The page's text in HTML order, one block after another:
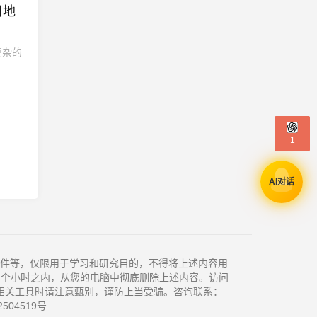
地
的
等，仅限用于学习和研究目的，不得将上述内容用
小时之内，从您的电脑中彻底删除上述内容。访问
工具时请注意甄别，谨防上当受骗。咨询联系：
号
1
AI对话